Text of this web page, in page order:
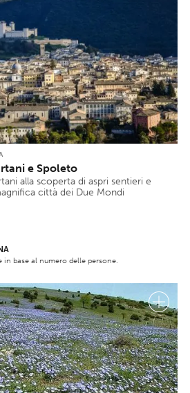
e Spoleto
alla scoperta di aspri sentieri e
città dei Due Mondi
in base al numero delle persone.